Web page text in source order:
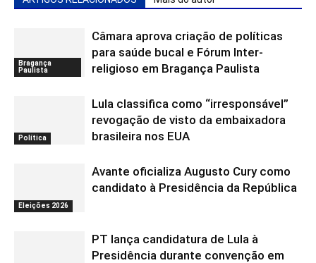
Bragança
Paulista
Câmara aprova criação de políticas
para saúde bucal e Fórum Inter-
religioso em Bragança Paulista
Política
Lula classifica como “irresponsável”
revogação de visto da embaixadora
brasileira nos EUA
Eleições 2026
Avante oficializa Augusto Cury como
candidato à Presidência da República
PT lança candidatura de Lula à
Presidência durante convenção em